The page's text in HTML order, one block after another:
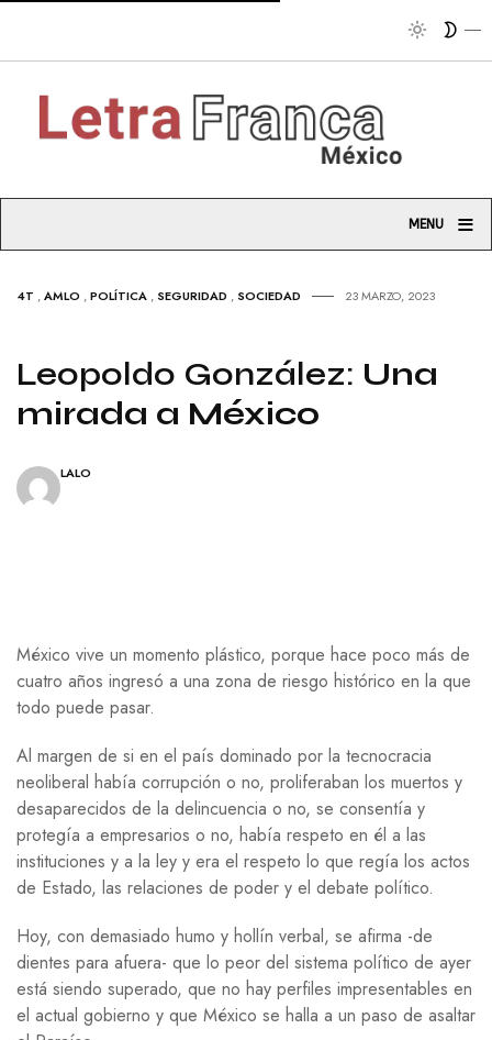
MENU ≡
4T ,AMLO ,POLÍTICA , SEGURIDAD , SOCIEDAD 23 MARZO, 2023
Leopoldo González: Una
mirada a México
LALO
México vive un momento plástico, porque hace poco más de
cuatro años ingresó a una zona de riesgo histórico en la que
todo puede pasar.
Al margen de si en el país dominado por la tecnocracia
neoliberal había corrupción o no, proliferaban los muertos y
desaparecidos de la delincuencia o no, se consentía y
protegía a empresarios o no, había respeto en él a las
instituciones y a la ley y era el respeto lo que regía los actos
de Estado, las relaciones de poder y el debate político.
Hoy, con demasiado humo y hollín verbal, se afirma -de
dientes para afuera- que lo peor del sistema político de ayer
está siendo superado, que no hay perfiles impresentables en
el actual gobierno y que México se halla a un paso de asaltar